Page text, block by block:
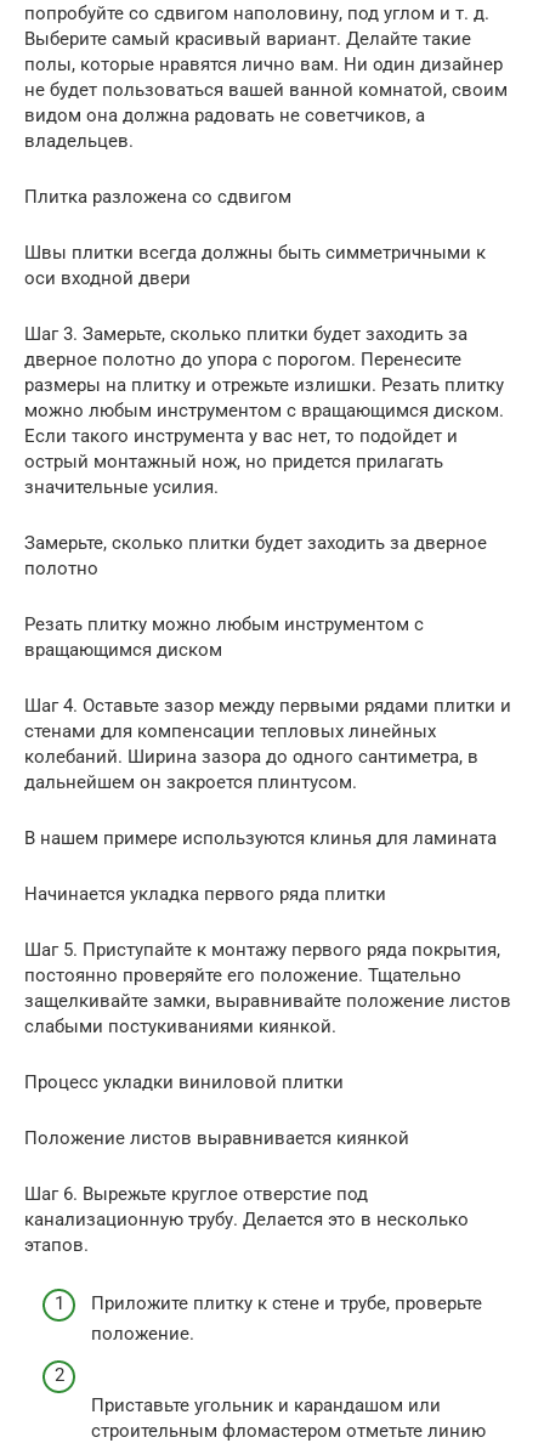
попробуйте со сдвигом наполовину, под углом и т. д.
Выберите самый красивый вариант. Делайте такие
полы, которые нравятся лично вам. Ни один дизайнер
не будет пользоваться вашей ванной комнатой, своим
видом она должна радовать не советчиков, а
владельцев.
Плитка разложена со сдвигом
Швы плитки всегда должны быть симметричными к
оси входной двери
Шаг 3. Замерьте, сколько плитки будет заходить за
дверное полотно до упора с порогом. Перенесите
размеры на плитку и отрежьте излишки. Резать плитку
можно любым инструментом с вращающимся диском.
Если такого инструмента у вас нет, то подойдет и
острый монтажный нож, но придется прилагать
значительные усилия.
Замерьте, сколько плитки будет заходить за дверное
полотно
Резать плитку можно любым инструментом с
вращающимся диском
Шаг 4. Оставьте зазор между первыми рядами плитки и
стенами для компенсации тепловых линейных
колебаний. Ширина зазора до одного сантиметра, в
дальнейшем он закроется плинтусом.
В нашем примере используются клинья для ламината
Начинается укладка первого ряда плитки
Шаг 5. Приступайте к монтажу первого ряда покрытия,
постоянно проверяйте его положение. Тщательно
защелкивайте замки, выравнивайте положение листов
слабыми постукиваниями киянкой.
Процесс укладки виниловой плитки
Положение листов выравнивается киянкой
Шаг 6. Вырежьте круглое отверстие под
канализационную трубу. Делается это в несколько
этапов.
Приложите плитку к стене и трубе, проверьте
положение.
Приставьте угольник и карандашом или
строительным фломастером отметьте линию